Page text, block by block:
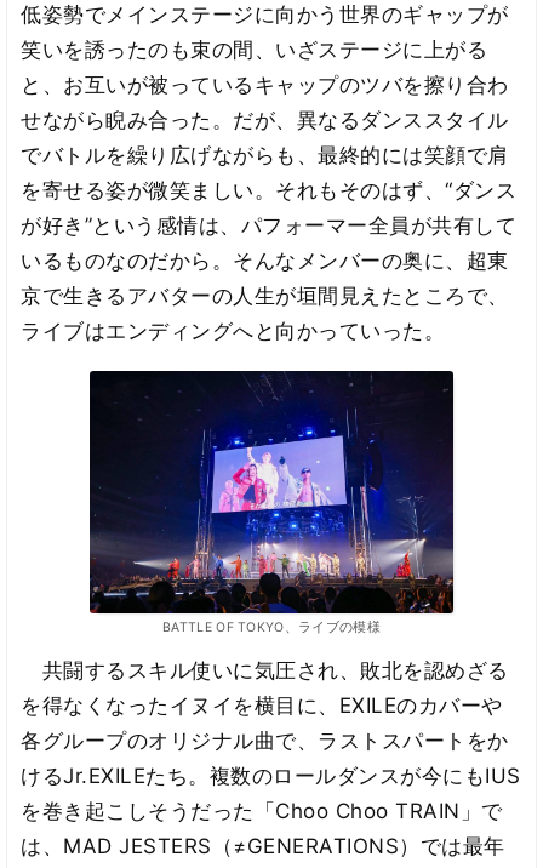
低姿勢でメインステージに向かう世界のギャップが
笑いを誘ったのも束の間、いざステージに上がる
と、お互いが被っているキャップのツバを擦り合わ
せながら睨み合った。だが、異なるダンススタイル
でバトルを繰り広げながらも、最終的には笑顔で肩
を寄せる姿が微笑ましい。それもそのはず、“ダンス
が好き”という感情は、パフォーマー全員が共有して
いるものなのだから。そんなメンバーの奥に、超東
京で生きるアバターの人生が垣間見えたところで、
ライブはエンディングへと向かっていった。
BATTLE OF TOKYO、ライブの模様
共闘するスキル使いに気圧され、敗北を認めざる
を得なくなったイヌイを横目に、EXILEのカバーや
各グループのオリジナル曲で、ラストスパートをか
けるJr.EXILEたち。複数のロールダンスが今にもIUS
を巻き起こしそうだった「Choo Choo TRAIN」で
は、MAD JESTERS（≠GENERATIONS）では最年